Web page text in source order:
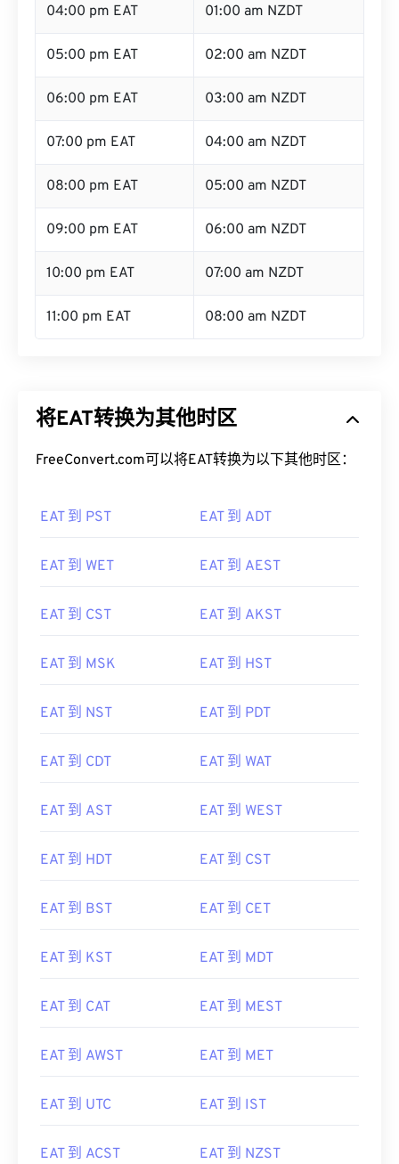
04:00 pm EAT 01:00 am NZDT
05:00 pm EAT 02:00 am NZDT
06:00 pm EAT 03:00 am NZDT
07:00 pm EAT 04:00 am NZDT
08:00 pm EAT 05:00 am NZDT
09:00 pm EAT 06:00 am NZDT
10:00 pm EAT 07:00 am NZDT
11:00 pm EAT 08:00 am NZDT
将EAT转换为其他时区
FreeConvert.com可以将EAT转换为以下其他时区：
EAT 到 PST EAT 到 ADT
EAT 到 WET EAT 到 AEST
EAT 到 CST EAT 到 AKST
EAT 到 MSK EAT 到 HST
EAT 到 NST EAT 到 PDT
EAT 到 CDT EAT 到 WAT
EAT 到 AST EAT 到 WEST
EAT 到 HDT EAT 到 CST
EAT 到 BST EAT 到 CET
EAT 到 KST EAT 到 MDT
EAT 到 CAT EAT 到 MEST
EAT 到 AWST EAT 到 MET
EAT 到 UTC EAT 到 IST
EAT 到 ACST EAT 到 NZST